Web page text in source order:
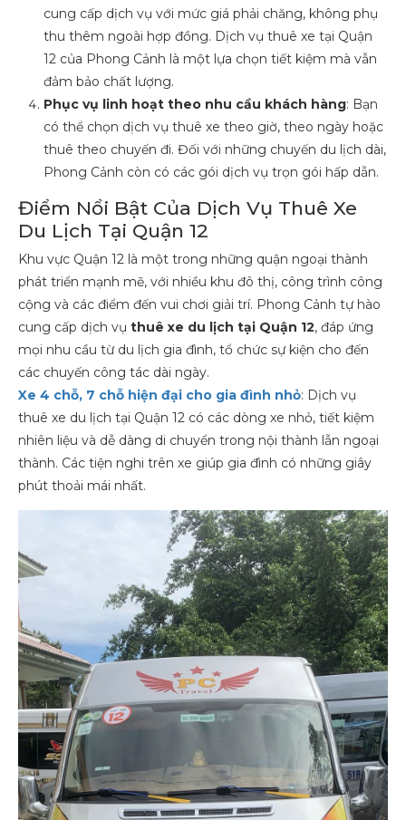
cung cấp dịch vụ với mức giá phải chăng, không phụ
thu thêm ngoài hợp đồng. Dịch vụ thuê xe tại Quận
12 của Phong Cảnh là một lựa chọn tiết kiệm mà vẫn
đảm bảo chất lượng.
Phục vụ linh hoạt theo nhu cầu khách hàng: Bạn
có thể chọn dịch vụ thuê xe theo giờ, theo ngày hoặc
thuê theo chuyến đi. Đối với những chuyến du lịch dài,
Phong Cảnh còn có các gói dịch vụ trọn gói hấp dẫn.
Điểm Nổi Bật Của Dịch Vụ Thuê Xe
Du Lịch Tại Quận 12
Khu vực Quận 12 là một trong những quận ngoại thành
phát triển mạnh mẽ, với nhiều khu đô thị, công trình công
cộng và các điểm đến vui chơi giải trí. Phong Cảnh tự hào
cung cấp dịch vụ thuê xe du lịch tại Quận 12, đáp ứng
mọi nhu cầu từ du lịch gia đình, tổ chức sự kiện cho đến
các chuyến công tác dài ngày.
Xe 4 chỗ, 7 chỗ hiện đại cho gia đình nhỏ: Dịch vụ
thuê xe du lịch tại Quận 12 có các dòng xe nhỏ, tiết kiệm
nhiên liệu và dễ dàng di chuyển trong nội thành lẫn ngoại
thành. Các tiện nghi trên xe giúp gia đình có những giây
phút thoải mái nhất.